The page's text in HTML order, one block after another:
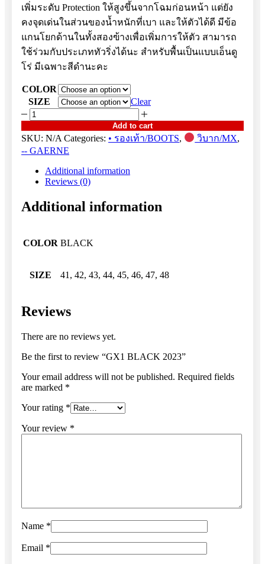
เพิ่มระดับ Protection ให้สูงขึ้นจากโฉมก่อนหน้า แต่ยัง
คงจุดเด่นในส่วนของน้ำหนักที่เบา และให้ตัวได้ดี มีข้อ
แกนโยกด้านในทั้งสองฃ้างเพื่อเพิ่มการให้ตัว สามารถ
ใช้ร่วมกับประเภททัวริ่งได้นะ สำหรับพื้นเป็นแบบเอ็นดู
โร่ มีเฉพาะสีดำนะคะ
COLOR
SIZE
Clear
GX1
BLACK
2023
quantity
Add to cart
SKU: N/A Categories: • รองเท้า/BOOTS, วิบาก/MX,
-- GAERNE
Additional information
Reviews (0)
Additional information
COLOR BLACK
SIZE 41, 42, 43, 44, 45, 46, 47, 48
Reviews
There are no reviews yet.
Be the first to review “GX1 BLACK 2023”
Your email address will not be published. Required fields
are marked *
Your rating *
Your review *
Name *
Email *